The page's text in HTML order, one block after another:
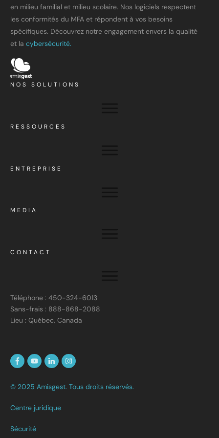
en milieu familial et milieu scolaire. Nos logiciels respectent
les conformités du MFA et répondent à vos besoins
spécifiques. Découvrez notre engagement envers la qualité
et la cybersécurité.
NOS SOLUTIONS
RESSOURCES
ENTREPRISE
MEDIA
CONTACT
Téléphone : 450-324-6013
Sans-frais : 888-868-2088
Lieu : Québec, Canada
© 2025 Amisgest. Tous droits réservés.
Centre juridique
Sécurité